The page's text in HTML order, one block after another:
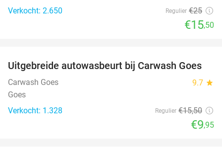
Verkocht: 2.650
Regulier €25
€15,50
36%
Uitgebreide autowasbeurt bij Carwash Goes
Carwash Goes 9.7 star
Goes
Verkocht: 1.328
Regulier €15,50
€9,95